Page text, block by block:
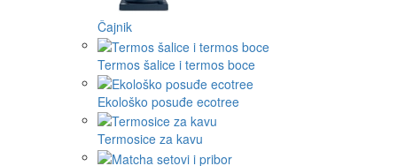
Čajnik
Termos šalice i termos boce
Ekološko posuđe ecotree
Termosice za kavu